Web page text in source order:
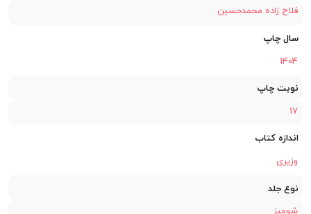
فلاح زاده محمدحسین
سال چاپ
1404
نوبت چاپ
17
اندازه کتاب
وزیری
نوع جلد
شومیز